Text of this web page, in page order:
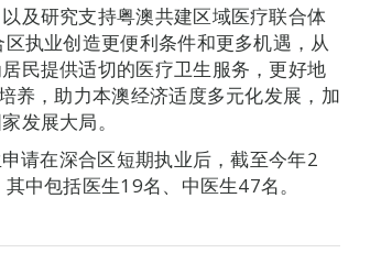
及研究支持粤澳共建区域医疗联合体
执业创造更便利条件和更多机遇，从
民提供适切的医疗卫生服务，更好地
养，助力本澳经济适度多元化发展，加
发展大局。
请在深合区短期执业后，截至今年2
中包括医生19名、中医生47名。